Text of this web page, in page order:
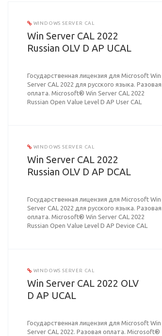
WINDOWS SERVER CAL
Win Server CAL 2022
Russian OLV D AP UCAL
Государственная лицензия для Microsoft Win
Server CAL 2022 для русского языка. Разовая
оплата. Microsoft® Win Server CAL 2022
Russian Open Value Level D AP User CAL
WINDOWS SERVER CAL
Win Server CAL 2022
Russian OLV D AP DCAL
Государственная лицензия для Microsoft Win
Server CAL 2022 для русского языка. Разовая
оплата. Microsoft® Win Server CAL 2022
Russian Open Value Level D AP Device CAL
WINDOWS SERVER CAL
Win Server CAL 2022 OLV
D AP UCAL
Государственная лицензия для Microsoft Win
Server CAL 2022. Разовая оплата. Microsoft®